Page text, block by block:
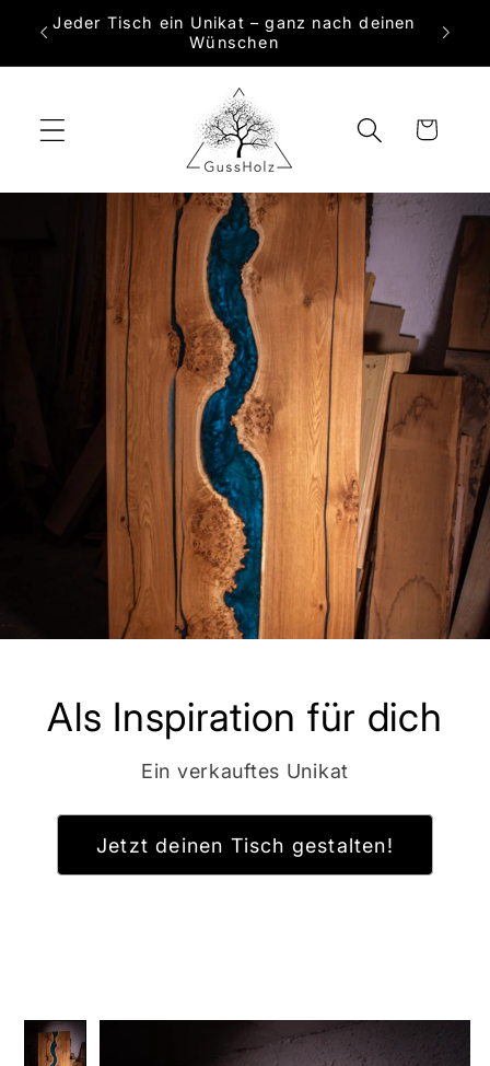
zum
Jeder Tisch ein Unikat – ganz nach deinen
Wünschen
Warenkorb
Als Inspiration für dich
Ein verkauftes Unikat
Jetzt deinen Tisch gestalten!